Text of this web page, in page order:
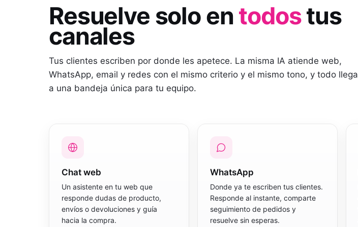
Resuelve solo entodostus
canales
Tus clientes escriben por donde les apetece. La misma IA atiende web,
WhatsApp, email y redes con el mismo criterio y el mismo tono, y todo llega
a una bandeja única para tu equipo.
Chat web
Un asistente en tu web que
responde dudas de producto,
envíos o devoluciones y guía
hacia la compra.
WhatsApp
Donde ya te escriben tus clientes.
Responde al instante, comparte
seguimiento de pedidos y
resuelve sin esperas.